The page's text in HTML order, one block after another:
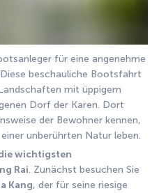
für eine angenehme
Diese beschauliche Bootsfahrt
mit üppigem
Dorf der Karen. Dort
der Bewohner kennen,
unberührten Natur leben.
wichtigsten
Rai. Zunächst besuchen Sie
Kang, der für seine riesige